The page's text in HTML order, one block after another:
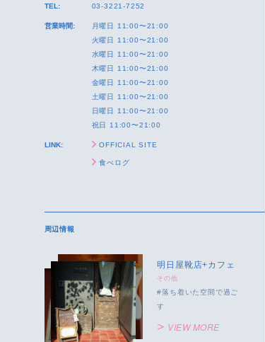
TEL: 03-3221-7252
営業時間:
月曜日 11:00〜21:00
火曜日 11:00〜21:00
水曜日 11:00〜21:00
木曜日 11:00〜21:00
金曜日 11:00〜21:00
土曜日 11:00〜21:00
日曜日 11:00〜21:00
祝日 11:00〜21:00
LINK: OFFICIAL SITE
食べログ
周辺情報
明日屋靴店+カフェ
その他
落ち着いた空間で過ご
す
VIEW MORE